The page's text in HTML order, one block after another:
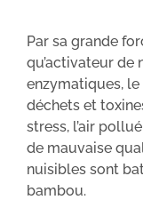
Par sa grande
qu’activateur de
enzymatiques,
déchets et
stress, l’air
de mauvaise
nuisibles sont
bambou.